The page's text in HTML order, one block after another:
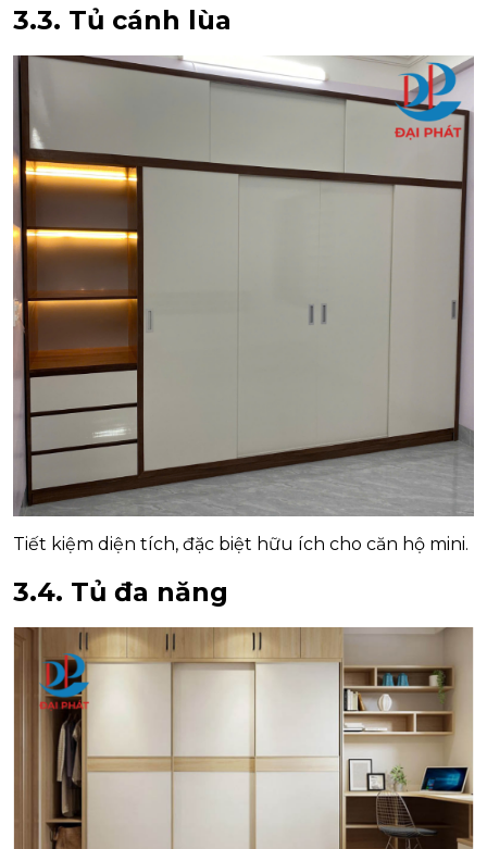
3.3. Tủ cánh lùa
Tiết kiệm diện tích, đặc biệt hữu ích cho căn hộ mini.
3.4. Tủ đa năng